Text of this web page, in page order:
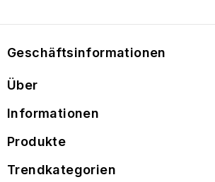
Geschäftsinformationen
Über
Informationen
Produkte
Trendkategorien